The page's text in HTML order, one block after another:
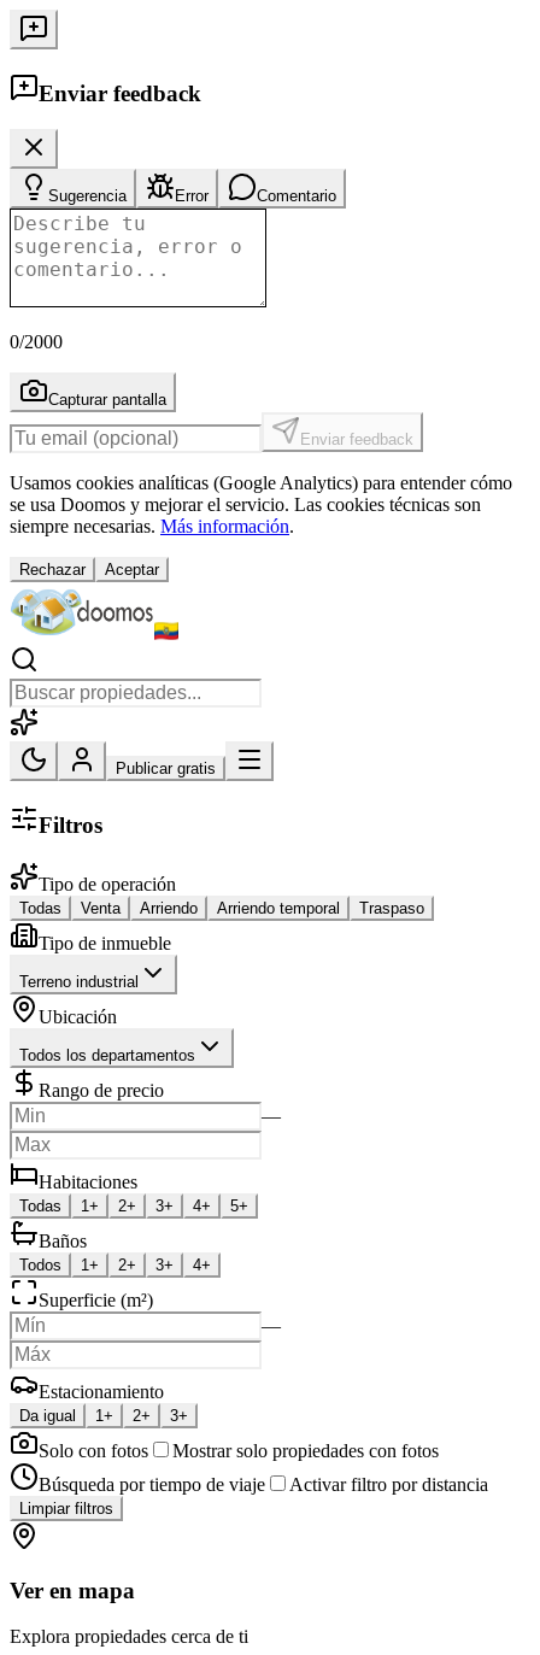
Enviar feedback
Sugerencia Error Comentario
0/2000
Capturar pantalla
Enviar feedback
Usamos cookies analíticas (Google Analytics) para entender cómo
se usa Doomos y mejorar el servicio. Las cookies técnicas son
siempre necesarias. Más información.
Rechazar Aceptar
Publicar gratis
Filtros
Tipo de operación
Todas Venta Arriendo Arriendo temporal Traspaso
Tipo de inmueble
Terreno industrial
Ubicación
Todos los departamentos
Rango de precio
—
Habitaciones
Todas 1+ 2+ 3+ 4+ 5+
Baños
Todos 1+ 2+ 3+ 4+
Superficie (m²)
—
Estacionamiento
Da igual 1+ 2+ 3+
Solo con fotos
Mostrar solo propiedades con fotos
Búsqueda por tiempo de viaje
Activar filtro por distancia
Limpiar filtros
Ver en mapa
Explora propiedades cerca de ti